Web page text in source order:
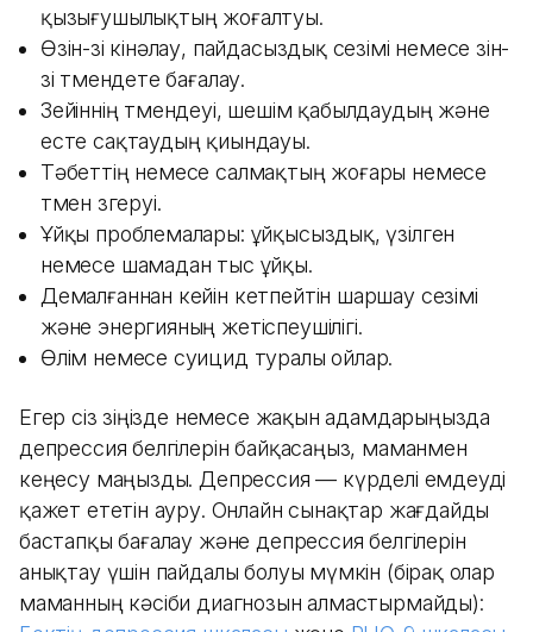
қызығушылықтың жоғалтуы.
Өзін-өзі кінәлау, пайдасыздық сезімі немесе өзін-
өзі төмендете бағалау.
Зейіннің төмендеуі, шешім қабылдаудың және
есте сақтаудың қиындауы.
Тәбеттің немесе салмақтың жоғары немесе
төмен өзгеруі.
Ұйқы проблемалары: ұйқысыздық, үзілген
немесе шамадан тыс ұйқы.
Демалғаннан кейін кетпейтін шаршау сезімі
және энергияның жетіспеушілігі.
Өлім немесе суицид туралы ойлар.
Егер сіз өзіңізде немесе жақын адамдарыңызда
депрессия белгілерін байқасаңыз, маманмен
кеңесу маңызды. Депрессия — күрделі емдеуді
қажет ететін ауру. Онлайн сынақтар жағдайды
бастапқы бағалау және депрессия белгілерін
анықтау үшін пайдалы болуы мүмкін (бірақ олар
маманның кәсіби диагнозын алмастырмайды):